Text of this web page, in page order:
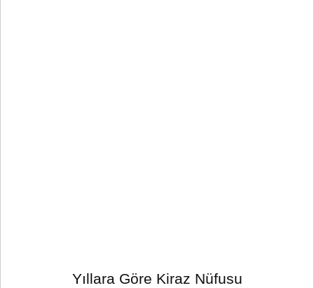
Yıllara Göre Kiraz Nüfusu